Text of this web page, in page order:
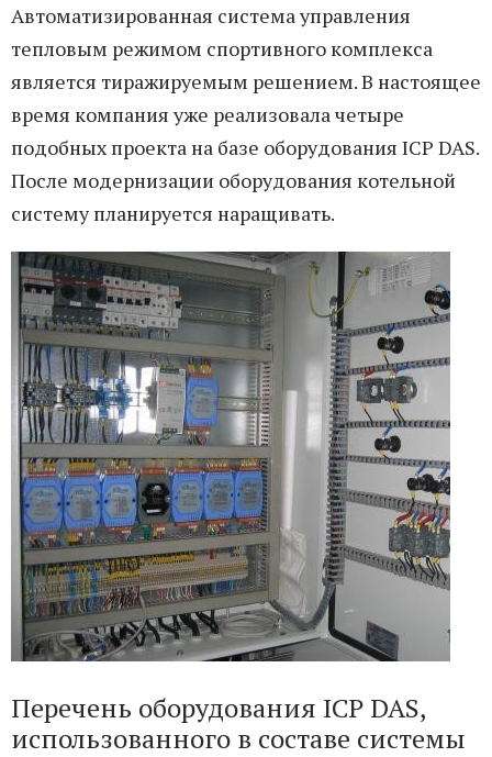
Автоматизированная система управления
тепловым режимом спортивного комплекса
является тиражируемым решением. В настоящее
время компания уже реализовала четыре
подобных проекта на базе оборудования ICP DAS.
После модернизации оборудования котельной
систему планируется наращивать.
Перечень оборудования ICP DAS,
использованного в составе системы